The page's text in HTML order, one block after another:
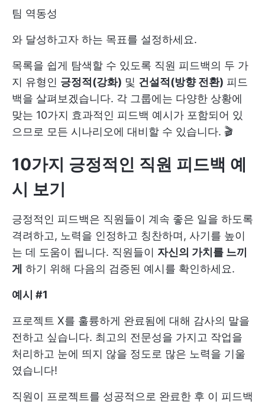
팀 역동성
와 달성하고자 하는 목표를 설정하세요.
목록을 쉽게 탐색할 수 있도록 직원 피드백의 두 가
지 유형인 긍정적(강화) 및 건설적(방향 전환) 피드
백을 살펴보겠습니다. 각 그룹에는 다양한 상황에
맞는 10가지 효과적인 피드백 예시가 포함되어 있
으므로 모든 시나리오에 대비할 수 있습니다. 🎬
10가지 긍정적인 직원 피드백 예
시 보기
긍정적인 피드백은 직원들이 계속 좋은 일을 하도록
격려하고, 노력을 인정하고 칭찬하며, 사기를 높이
는 데 도움이 됩니다. 직원들이 자신의 가치를 느끼
게 하기 위해 다음의 검증된 예시를 확인하세요.
예시 #1
프로젝트 X를 훌륭하게 완료됨에 대해 감사의 말을
전하고 싶습니다. 최고의 전문성을 가지고 작업을
처리하고 눈에 띄지 않을 정도로 많은 노력을 기울
였습니다!
직원이 프로젝트를 성공적으로 완료한 후 이 피드백